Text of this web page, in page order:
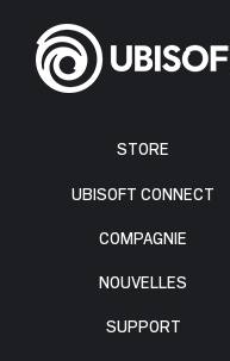
STORE
UBISOFT CONNECT
COMPAGNIE
NOUVELLES
SUPPORT